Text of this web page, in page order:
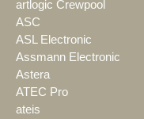
artlogic Crewpool
ASC
ASL Electronic
Assmann Electronic
Astera
ATEC Pro
ateis